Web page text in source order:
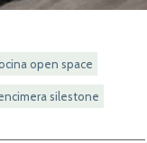
open space
silestone